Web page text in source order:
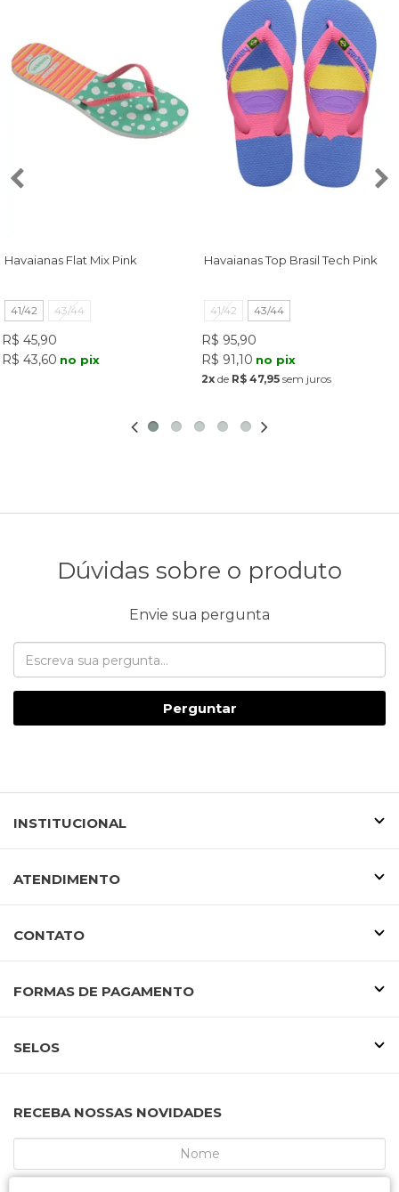
Havaianas Flat Mix Pink
41/42 43/44
R$ 45,90
R$ 43,60 no pix
Havaianas Top Brasil Tech Pink
41/42 43/44
R$ 95,90
R$ 91,10 no pix
2x de R$ 47,95 sem juros
Dúvidas sobre o produto
Envie sua pergunta
Perguntar
INSTITUCIONAL
ATENDIMENTO
CONTATO
FORMAS DE PAGAMENTO
SELOS
RECEBA NOSSAS NOVIDADES